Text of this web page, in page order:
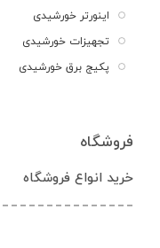
اینورتر خورشیدی
تجهیزات خورشیدی
پکیج برق خورشیدی
فروشگاه
خرید انواع فروشگاه